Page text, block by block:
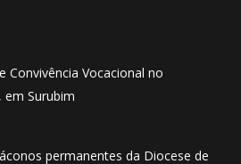
Convivência Vocacional no
em Surubim
permanentes da Diocese de